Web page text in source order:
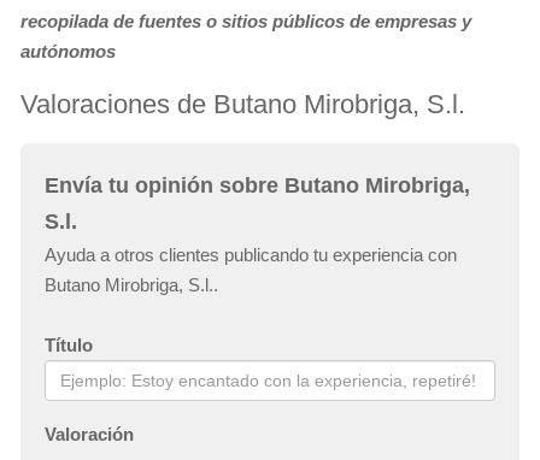
recopilada de fuentes o sitios públicos de empresas y
autónomos
Valoraciones de Butano Mirobriga, S.l.
Envía tu opinión sobre Butano Mirobriga,
S.l.
Ayuda a otros clientes publicando tu experiencia con
Butano Mirobriga, S.l..
Título
Valoración